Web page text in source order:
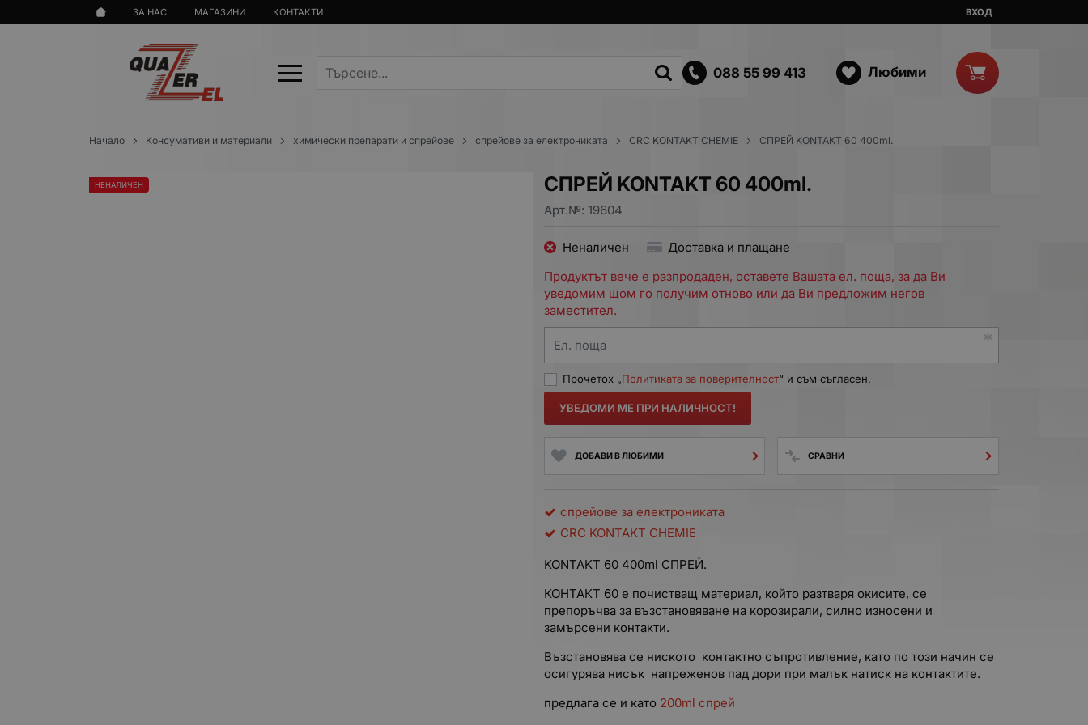
ЗА НАС МАГАЗИНИ КОНТАКТИ ВХОД
088 55 99 413 Любими
Начало Консумативи и материали химически препарати и спрейове спрейове за електрониката CRC KONTAKT CHEMIE СПРЕЙ KONTAKT 60 400ml.
СПРЕЙ KONTAKT 60 400ml.
Арт.№: 19604
НЕНАЛИЧЕН
Неналичен
Доставка и плащане
Продуктът вече е разпродаден, оставете Вашата ел. поща, за да Ви
уведомим щом го получим отново или да Ви предложим негов
заместител.
Ел. поща
Прочетох „Политиката за поверителност“ и съм съгласен.
УВЕДОМИ МЕ ПРИ НАЛИЧНОСТ!
ДОБАВИ В ЛЮБИМИ СРАВНИ
спрейове за електрониката
CRC KONTAKT CHEMIE
KONTAKT 60 400ml СПРЕЙ.
КОНТАКТ 60 е почистващ материал, който разтваря окисите, се
препоръчва за възстановяване на корозирали, силно износени и
замърсени контакти.
Възстановява се ниското контактно съпротивление, като по този начин се
осигурява нисък напреженов пад дори при малък натиск на контактите.
предлага се и като 200ml спрей